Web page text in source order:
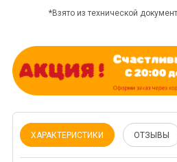
*Взято из технической
ХАРАКТЕРИСТИКИ ОТЗЫВЫ